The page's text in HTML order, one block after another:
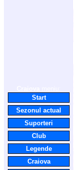
Start
Sezonul actual
Suporteri
Club
Legende
Craiova